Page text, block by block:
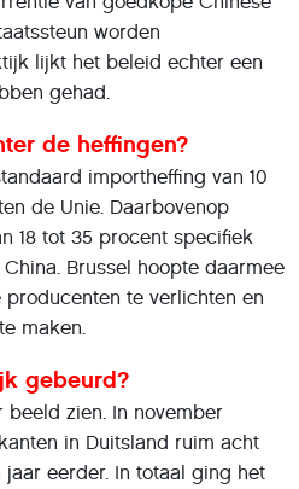
worden
lijkt het beleid echter een
gehad.
de heffingen?
importheffing van 10
de Unie. Daarbovenop
18 tot 35 procent specifiek
Brussel hoopte daarmee
te verlichten en
maken.
gebeurd?
beeld zien. In november
in Duitsland ruim acht
jaar eerder. In totaal ging het